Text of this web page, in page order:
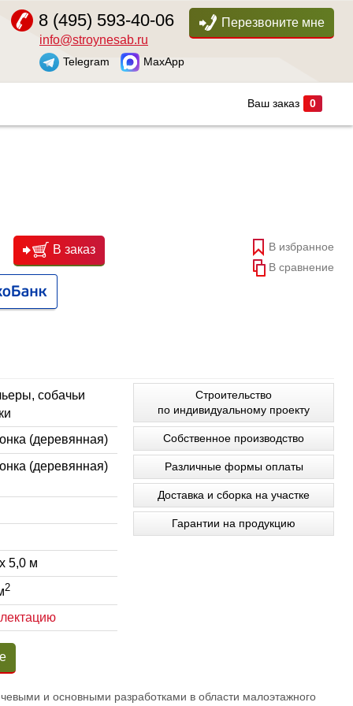
8 (495) 593-40-06
info@stroynesab.ru
Перезвоните мне
Telegram MaxApp
Ваш заказ 0
В избранное
В сравнение
В заказ
собачьи
(деревянная)
(деревянная)
5,0 м
2
Строительство
по индивидуальному проекту
Собственное производство
Различные формы оплаты
Доставка и сборка на участке
Гарантии на продукцию
и основными разработками в области малоэтажного